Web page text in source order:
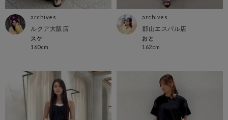
archives
ルクア大阪店
スケ
160cm
archives
郡山エスパル店
おと
162cm